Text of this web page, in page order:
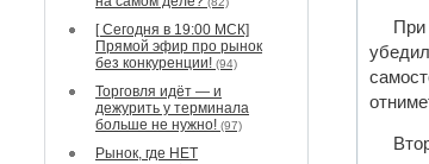
[ Сегодня в 19:00 МСК]
Прямой эфир про рынок
без конкуренции! (94)
Торговля идёт — и
дежурить у терминала
больше не нужно! (97)
Рынок, где НЕТ
При